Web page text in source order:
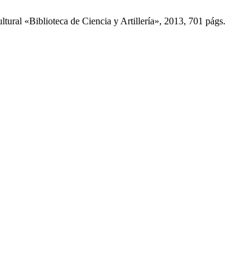
«Biblioteca de Ciencia y Artillería», 2013, 701 págs.